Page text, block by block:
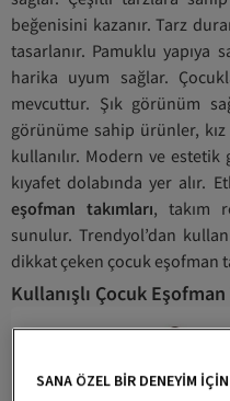
beğenisini kazanır. Tarz
tasarlanır. Pamuklu yapıya
harika uyum sağlar.
mevcuttur. Şık görünüm
görünüme sahip ürünler,
kullanılır. Modern ve
kıyafet dolabında yer alır.
eşofman takımları, takım
sunulur. Trendyol’dan
dikkat çeken çocuk eşofman
Kullanışlı Çocuk
SANA ÖZEL BİR DENEYİM